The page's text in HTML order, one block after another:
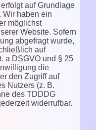
auf Grundlage
Wir haben ein
möglichst
Website. Sofern
abgefragt wurde,
auf
a DSGVO und § 25
die
den Zugriff auf
Nutzers (z. B.
des TDDDG
widerrufbar.